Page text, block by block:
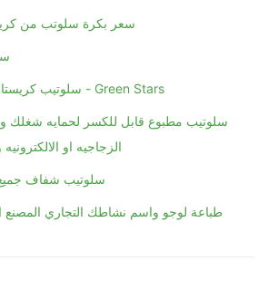
سعر بكرة سلوتب من
سلوتيب كريستال مصنع جرين ستارز - Green Stars
سلوتيب مطبوع قابل للكسر لحمايه شغلك و
الزجاجيه او
سلوتيب شفاف جميع
طباعة لوجو واسم نشاطك التجاري المصنع